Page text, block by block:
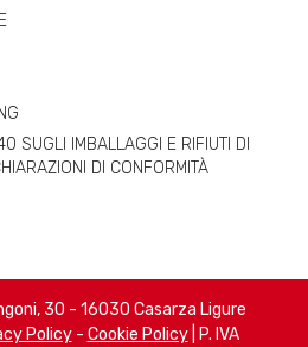
SUGLI IMBALLAGGI E RIFIUTI DI
DI CONFORMITÀ
30 - 16030 Casarza Ligure
Policy- Cookie Policy| P. IVA